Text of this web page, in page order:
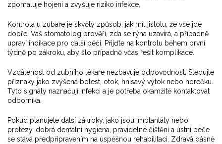
zpomaluje hojení a zvyšuje riziko infekce.
Kontrola u zubaře je skvělý způsob, jak mít jistotu, že vše jde
dobře. Váš stomatolog prověří, zda se rýha uzavírá, a případně
upraví indikace pro další péči. Přijďte na kontrolu během první
týdně po zákroku, aby šlo případně včas řešit komplikace.
Vzdálenost od zubního lékaře nezbavuje odpovědnost. Sledujte
příznaky jako zvýšená bolest, otok, hnisavý výtok nebo horečku.
Tyto signály naznačují infekci a je potřeba okamžitě kontaktovat
odborníka.
Pokud plánujete další zákroky, jako jsou implantáty nebo
protézy, dobrá dentální hygiena pravidelné čištění a ústní péče
se stává předpřipravením na úspěšnou rehabilitaci. Zdravá dásně